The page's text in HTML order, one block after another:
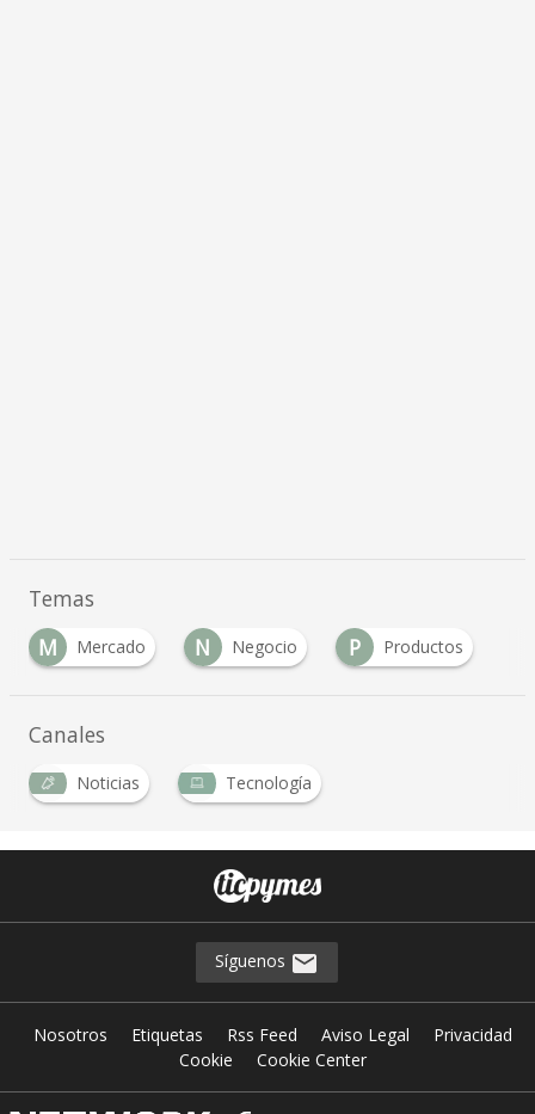
Temas
M
Mercado N Negocio P
Productos
Canales
Noticias
Tecnología
Síguenos
Nosotros Etiquetas Rss Feed Aviso Legal
Privacidad
Cookie
Cookie Center